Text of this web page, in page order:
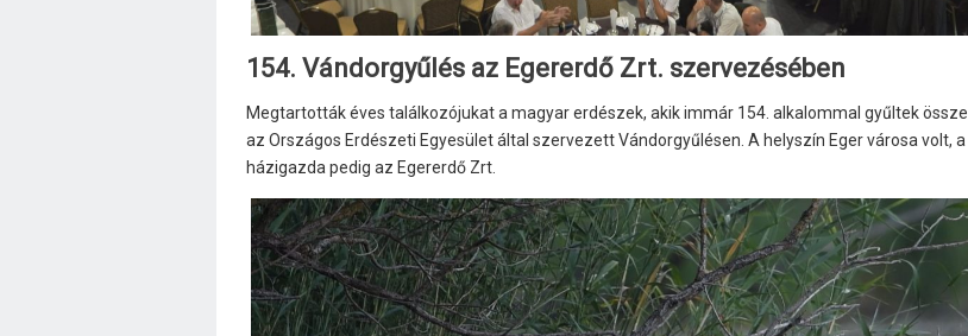
154. Vándorgyűlés az Egererdő Zrt. szervezésében
Megtartották éves találkozójukat a magyar erdészek, akik immár 154. alkalommal gyűltek össze
az Országos Erdészeti Egyesület által szervezett Vándorgyűlésen. A helyszín Eger városa volt, a
házigazda pedig az Egererdő Zrt.